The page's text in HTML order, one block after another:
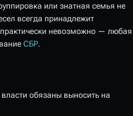
или знатная семья не
всегда принадлежит
невозможно — любая
СБР.
обязаны выносить на